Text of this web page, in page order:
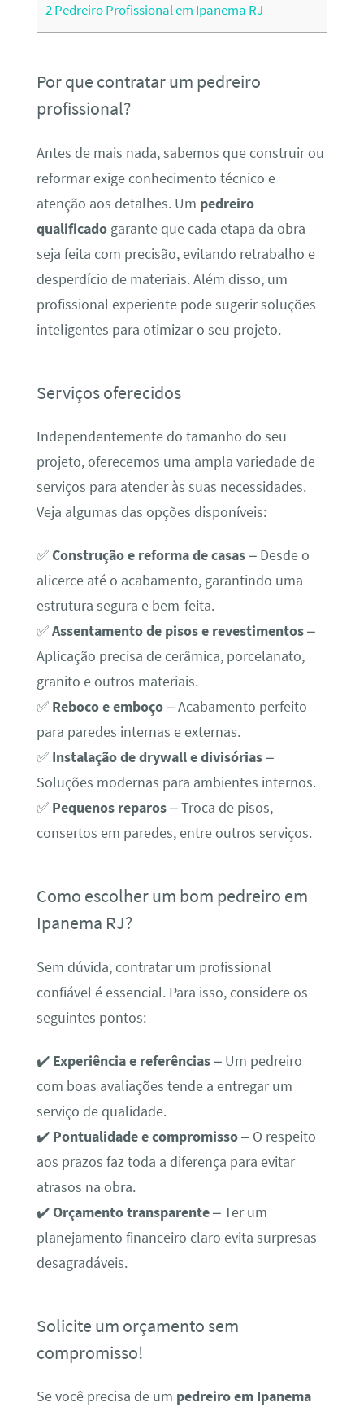
2Pedreiro Profissional em Ipanema RJ
Por que contratar um pedreiro
profissional?
Antes de mais nada, sabemos que construir ou
reformar exige conhecimento técnico e
atenção aos detalhes. Um pedreiro
qualificadogarante que cada etapa da obra
seja feita com precisão, evitando retrabalho e
desperdício de materiais. Além disso, um
profissional experiente pode sugerir soluções
inteligentes para otimizar o seu projeto.
Serviços oferecidos
Independentemente do tamanho do seu
projeto, oferecemos uma ampla variedade de
serviços para atender às suas necessidades.
Veja algumas das opções disponíveis:
✅Construção e reforma de casas– Desde o
alicerce até o acabamento, garantindo uma
estrutura segura e bem-feita.
✅Assentamento de pisos e revestimentos–
Aplicação precisa de cerâmica, porcelanato,
granito e outros materiais.
✅ Reboco e emboço– Acabamento perfeito
para paredes internas e externas.
✅ Instalação de drywall e divisórias–
Soluções modernas para ambientes internos.
✅ Pequenos reparos– Troca de pisos,
consertos em paredes, entre outros serviços.
Como escolher um bom pedreiro em
Ipanema RJ?
Sem dúvida, contratar um profissional
confiável é essencial. Para isso, considere os
seguintes pontos:
✔️ Experiência e referências– Um pedreiro
com boas avaliações tende a entregar um
serviço de qualidade.
✔️ Pontualidade e compromisso– O respeito
aos prazos faz toda a diferença para evitar
atrasos na obra.
✔️Orçamento transparente– Ter um
planejamento financeiro claro evita surpresas
desagradáveis.
Solicite um orçamento sem
compromisso!
Se você precisa de um pedreiro em Ipanema